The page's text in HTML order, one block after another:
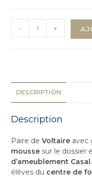
- +
DESCRIPTION
Description
Paire deVoltaire avec
mousse sur le
d’ameublement Casal
élèves du centre de